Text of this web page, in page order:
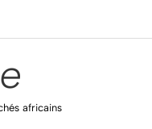
africains